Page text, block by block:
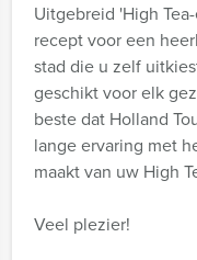
Uitgebreid 'High
recept voor een
stad die u zelf
geschikt voor elk
beste dat Holland
lange ervaring met
maakt van uw High
Veel plezier!